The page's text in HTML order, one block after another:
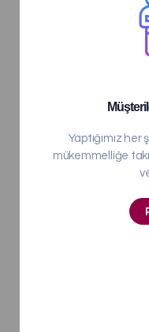
Yaptığımız her
mükemmelliğe